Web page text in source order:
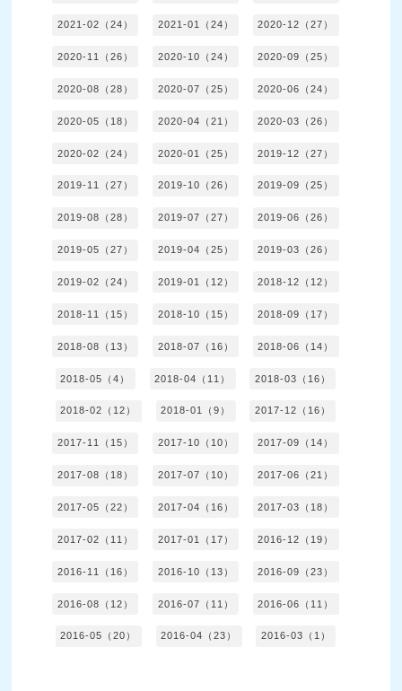
2021-02（24） 2021-01（24） 2020-12（27）
2020-11（26） 2020-10（24） 2020-09（25）
2020-08（28） 2020-07（25） 2020-06（24）
2020-05（18） 2020-04（21） 2020-03（26）
2020-02（24） 2020-01（25） 2019-12（27）
2019-11（27） 2019-10（26） 2019-09（25）
2019-08（28） 2019-07（27） 2019-06（26）
2019-05（27） 2019-04（25） 2019-03（26）
2019-02（24） 2019-01（12） 2018-12（12）
2018-11（15） 2018-10（15） 2018-09（17）
2018-08（13） 2018-07（16） 2018-06（14）
2018-05（4） 2018-04（11） 2018-03（16）
2018-02（12） 2018-01（9） 2017-12（16）
2017-11（15） 2017-10（10） 2017-09（14）
2017-08（18） 2017-07（10） 2017-06（21）
2017-05（22） 2017-04（16） 2017-03（18）
2017-02（11） 2017-01（17） 2016-12（19）
2016-11（16） 2016-10（13） 2016-09（23）
2016-08（12） 2016-07（11） 2016-06（11）
2016-05（20） 2016-04（23） 2016-03（1）